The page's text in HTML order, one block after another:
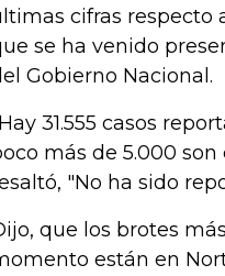
cifras respecto
se ha venido
Gobierno Nacional.
31.555 casos
más de 5.000
"No ha sido
que los brotes
están en